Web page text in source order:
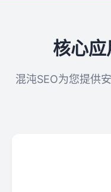
核心
混沌SEO为您提供